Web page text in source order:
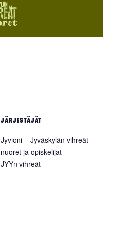
JÄRJESTÄJÄT
Jyvioni – Jyväskylän vihreät
nuoret ja opiskelijat
JYYn vihreät